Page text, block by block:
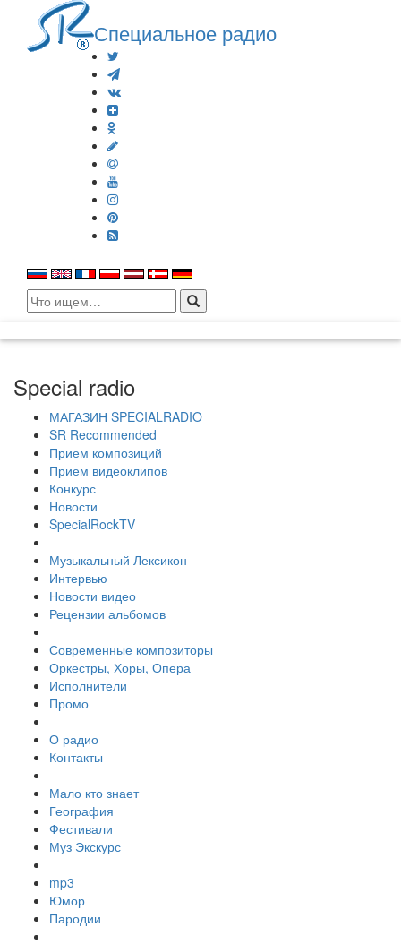
Специальное радио
Search
for:
Special radio
МАГАЗИН SPECIALRADIO
SR Recommended
Прием композиций
Прием видеоклипов
Конкурс
Новости
SpecialRockTV
Музыкальный Лексикон
Интервью
Новости видео
Рецензии альбомов
Современные композиторы
Оркестры, Хоры, Опера
Исполнители
Промо
О радио
Контакты
Мало кто знает
География
Фестивали
Муз Экскурс
mp3
Юмор
Пародии